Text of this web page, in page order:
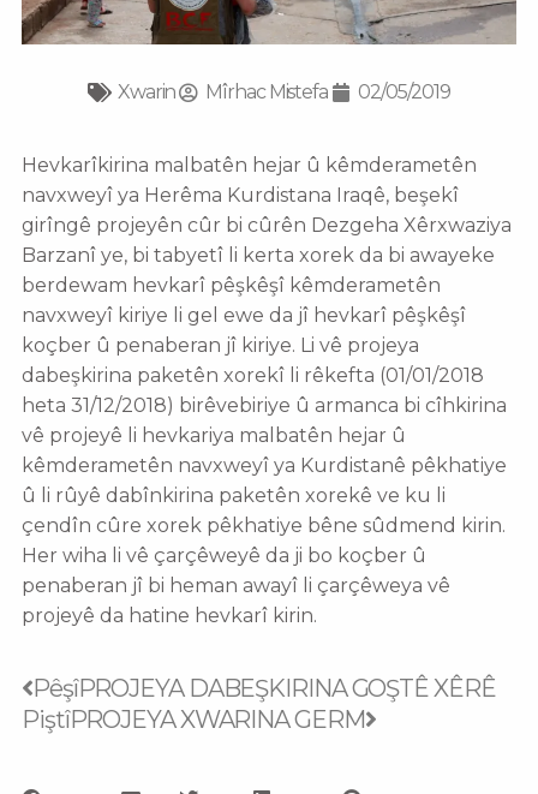
Xwarin Mîrhac Mistefa 02/05/2019
Hevkarîkirina malbatên hejar û kêmderametên
navxweyî ya Herêma Kurdistana Iraqê, beşekî
girîngê projeyên cûr bi cûrên Dezgeha Xêrxwaziya
Barzanî ye, bi tabyetî li kerta xorek da bi awayeke
berdewam hevkarî pêşkêşî kêmderametên
navxweyî kiriye li gel ewe da jî hevkarî pêşkêşî
koçber û penaberan jî kiriye. Li vê projeya
dabeşkirina paketên xorekî li rêkefta (01/01/2018
heta 31/12/2018) birêvebiriye û armanca bi cîhkirina
vê projeyê li hevkariya malbatên hejar û
kêmderametên navxweyî ya Kurdistanê pêkhatiye
û li rûyê dabînkirina paketên xorekê ve ku li
çendîn cûre xorek pêkhatiye bêne sûdmend kirin.
Her wiha li vê çarçêweyê da ji bo koçber û
penaberan jî bi heman awayî li çarçêweya vê
projeyê da hatine hevkarî kirin.
Prev
PêşîPROJEYA DABEŞKIRINA GOŞTÊ XÊRÊ
PiştîPROJEYA XWARINA GERM
Next